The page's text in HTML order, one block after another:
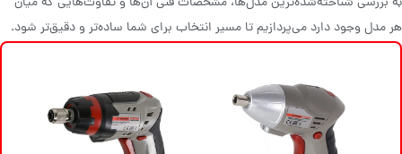
هر مدل وجود دارد می‌پردازیم تا مسیر انتخاب برای شما ساده‌تر و دقیق‌تر شود.